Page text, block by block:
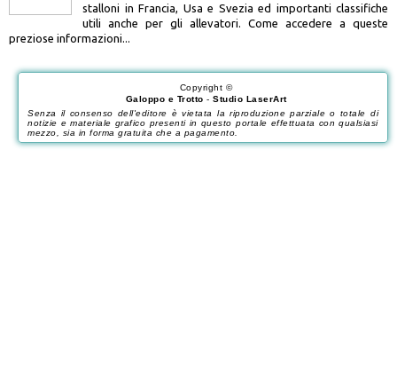
stalloni in Francia, Usa e Svezia ed importanti classifiche
utili anche per gli allevatori. Come accedere a queste
preziose informazioni...
Copyright ©
Galoppo e Trotto - Studio LaserArt
Senza il consenso dell'editore è vietata la riproduzione parziale o totale di
notizie e materiale grafico presenti in questo portale effettuata con qualsiasi
mezzo, sia in forma gratuita che a pagamento.